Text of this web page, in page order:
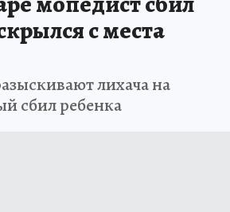
с места
лихача на
сбил ребенка